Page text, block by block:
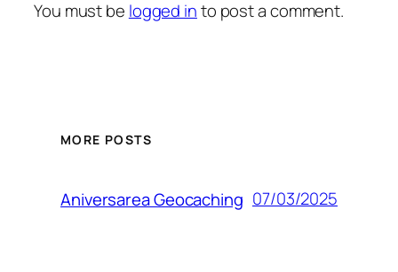
You must be logged into post a comment.
MORE POSTS
Aniversarea Geocaching 07/03/2025